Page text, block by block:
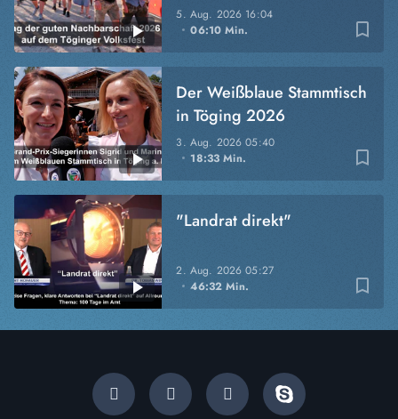
bookmark_border
5. Aug. 2026 16:04
06:10 Min.
bookmark_border
3. Aug. 202605:40
18:33 Min.
Der Weißblaue Stammtisch
in Töging 2026
bookmark_border
2. Aug. 202605:27
46:32 Min.
"Landrat direkt"